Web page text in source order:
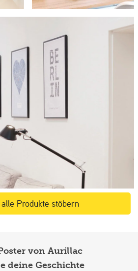
Produkte stöbern
von Aurillac
deine Geschichte